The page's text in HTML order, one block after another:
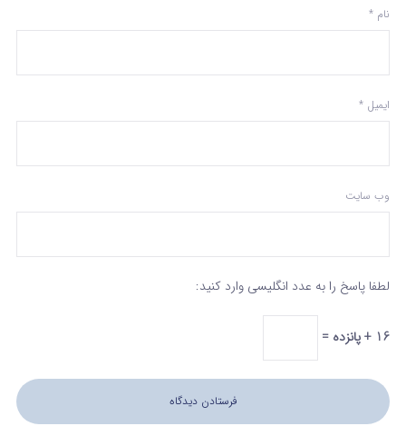
نام *
ایمیل *
وب‌ سایت
لطفا پاسخ را به عدد انگلیسی وارد کنید:
16 + پانزده =